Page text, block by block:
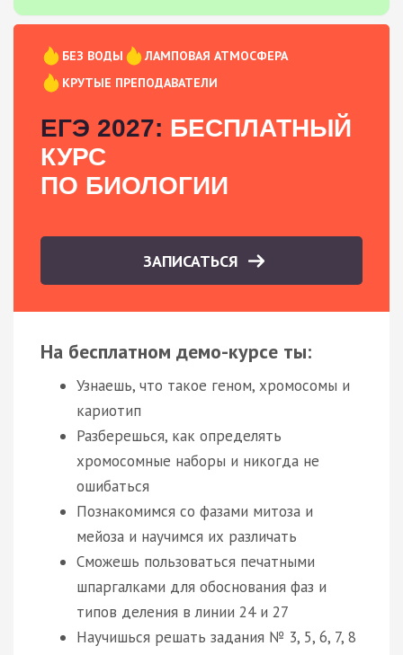
БЕЗ ВОДЫ
ЛАМПОВАЯ АТМОСФЕРА
КРУТЫЕ ПРЕПОДАВАТЕЛИ
ЕГЭ 2027: БЕСПЛАТНЫЙ
КУРС
ПО БИОЛОГИИ
ЗАПИСАТЬСЯ
На бесплатном демо-курсе ты:
Узнаешь, что такое геном, хромосомы и
кариотип
Разберешься, как определять
хромосомные наборы и никогда не
ошибаться
Познакомимся со фазами митоза и
мейоза и научимся их различать
Сможешь пользоваться печатными
шпаргалками для обоснования фаз и
типов деления в линии 24 и 27
Научишься решать задания № 3, 5, 6, 7, 8